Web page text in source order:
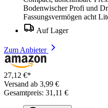
Bodenwischer Profi und
Fassungsvermögen acht
Auf Lager
Zum Anbieter
27,12 €*
Versand ab 3,99 €
Gesamtpreis: 31,11 €